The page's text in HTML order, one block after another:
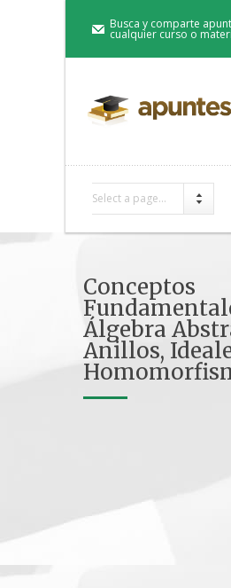
Busca y comparte
cualquier curso o
Select a page...
Conceptos
Álgebra
Anillos,